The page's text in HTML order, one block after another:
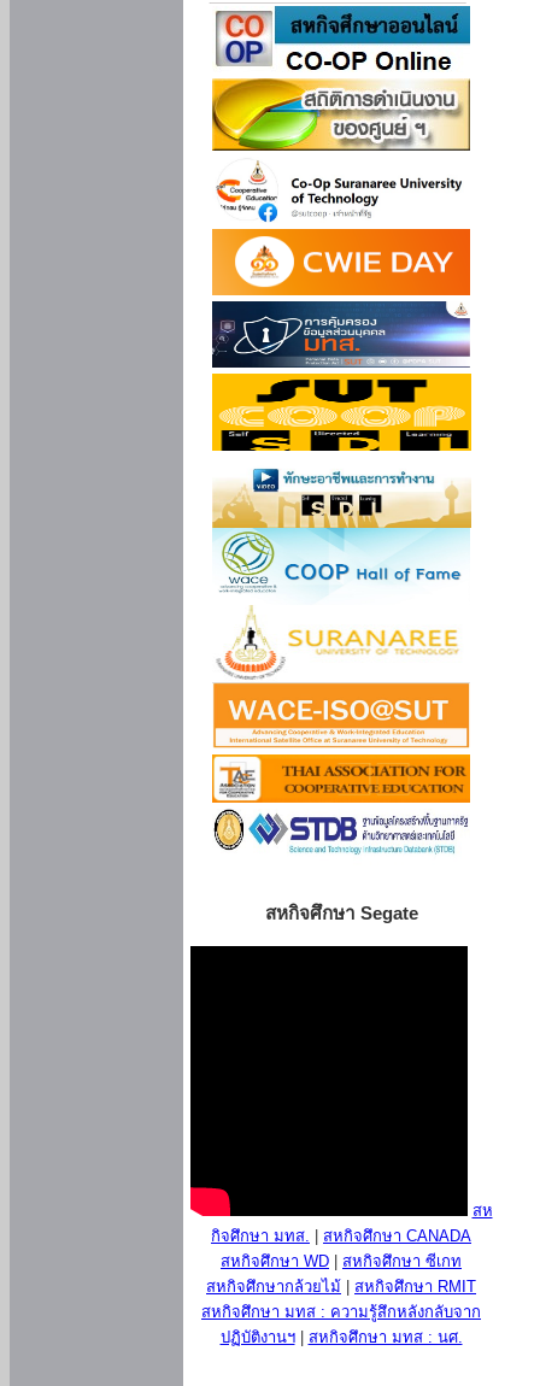
สหกิจศึกษา Segate
สห
กิจศึกษา มทส.
สหกิจศึกษา CANADA
สหกิจศึกษา WD
สหกิจศึกษา ซีเกท
สหกิจศึกษากล้วยไม้
สหกิจศึกษา RMIT
สหกิจศึกษา มทส : ความรู้สึกหลังกลับจาก
ปฏิบัติงานฯ| สหกิจศึกษา มทส : นศ.